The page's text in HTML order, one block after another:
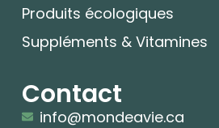
Produits écologiques
Suppléments & Vitamines
Contact
info@mondeavie.ca